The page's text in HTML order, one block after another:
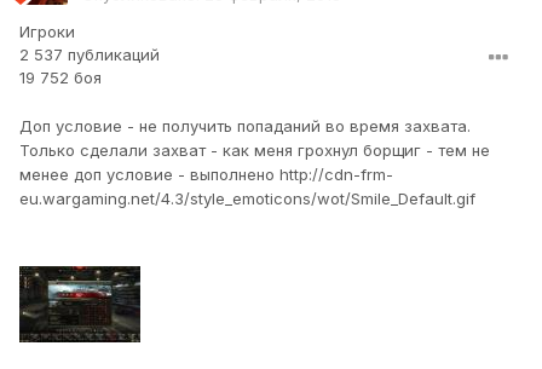
Игроки
2 537 публикаций
19 752 боя
Доп условие - не получить попаданий во время захвата.
Только сделали захват - как меня грохнул борщиг - тем не
менее доп условие - выполнено http://cdn-frm-
eu.wargaming.net/4.3/style_emoticons/wot/Smile_Default.gif